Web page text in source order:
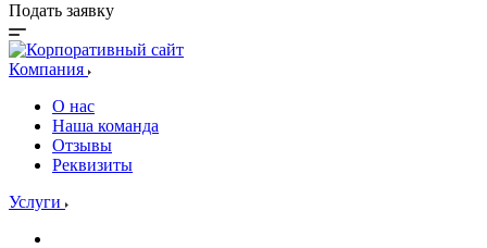
Подать заявку
Компания
О нас
Наша команда
Отзывы
Реквизиты
Услуги